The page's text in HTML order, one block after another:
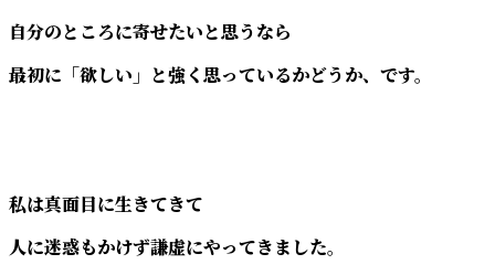
自分のところに寄せたいと思うなら
最初に「欲しい」と強く思っているかどうか、です。
私は真面目に生きてきて
人に迷惑もかけず謙虚にやってきました。